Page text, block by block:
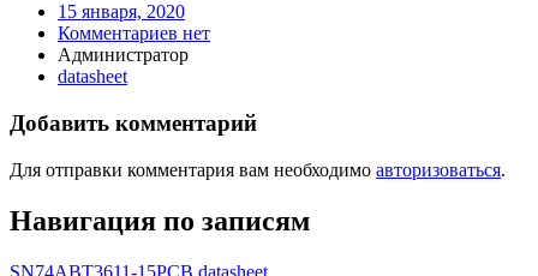
15 января, 2020
Комментариев нет
Администратор
datasheet
Добавить комментарий
Для отправки комментария вам необходимо авторизоваться.
Навигация по записям
SN74ABT3611-15PCB datasheet